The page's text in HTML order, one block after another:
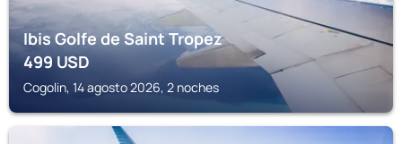
Ibis Golfe de Saint Tropez
499USD
Cogolin, 14 agosto 2026, 2 noches